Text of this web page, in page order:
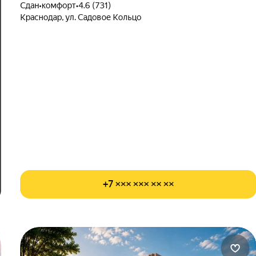
Сдан•комфорт•4.6 (731)
Краснодар, ул. Садовое Кольцо
+7 ××× ××× ×× ××